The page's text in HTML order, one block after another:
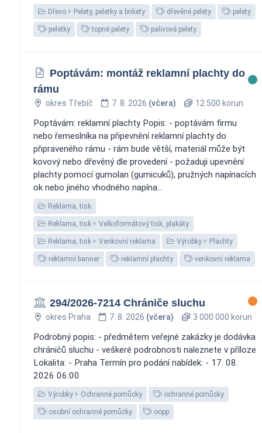
Dřevo Pelety, peletky a brikety dřevěné pelety pelety
peletky topné pelety palivové pelety
Poptávám: montáž reklamní plachty do
rámu
okres Třebíč 7. 8. 2026 (včera) 12 500 korun
Poptávám: reklamní plachty Popis: - poptávám firmu
nebo řemeslníka na připevnění reklamní plachty do
připraveného rámu - rám bude větší, materiál může být
kovový nebo dřevěný dle provedení - požaduji upevnění
plachty pomocí gumolan (gumicuků), pružných napínacích
ok nebo jiného vhodného napína...
Reklama, tisk
Reklama, tisk Velkoformátový tisk, plakáty
Reklama, tisk Venkovní reklama Výrobky Plachty
reklamní banner reklamní plachty venkovní reklama
294/2026-7214 Chrániče sluchu
okres Praha 7. 8. 2026 (včera) 3 000 000 korun
Podrobný popis: - předmětem veřejné zakázky je dodávka
chráničů sluchu - veškeré podrobnosti naleznete v příloze
Lokalita: - Praha Termín pro podání nabídek: - 17. 08.
2026 06:00
Výrobky Ochranné pomůcky ochranné pomůcky
osobní ochranné pomůcky oopp